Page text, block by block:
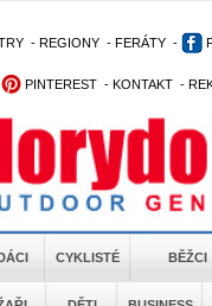
- REGIONY - FERÁTY -
PINTEREST - KONTAKT -
CYKLISTÉ BĚŽCI